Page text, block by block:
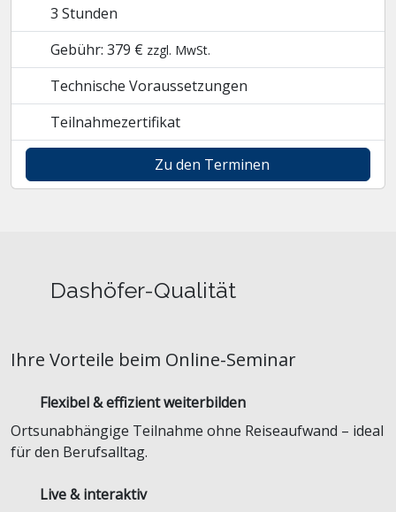
3 Stunden
Gebühr: 379 € zzgl. MwSt.
Technische Voraussetzungen
Teilnahmezertifikat
Zu den Terminen
Dashöfer-Qualität
Ihre Vorteile beim Online-Seminar
Flexibel & effizient weiterbilden
Ortsunabhängige Teilnahme ohne Reiseaufwand – ideal
für den Berufsalltag.
Live & interaktiv